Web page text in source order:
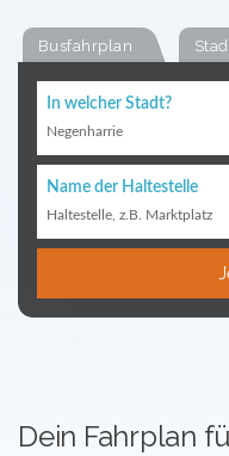
Busfahrplan
In welcher Stadt?
Negenharrie
Name der Haltestelle
Haltestelle, z.B. Marktplatz
Dein Fahrplan